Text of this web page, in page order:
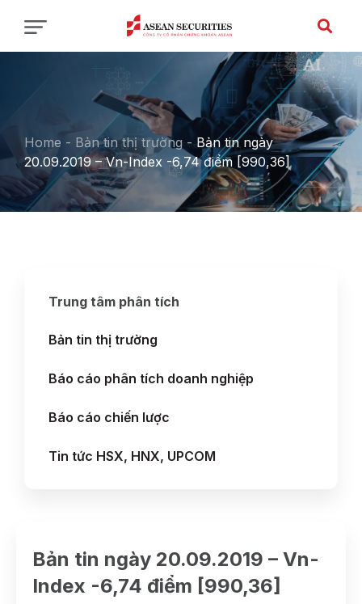
Home - Bản tin thị trường -Bản tin ngày
20.09.2019 – Vn-Index -6,74 điểm [990,36]
Trung tâm phân tích
Bản tin thị trường
Báo cáo phân tích doanh nghiệp
Báo cáo chiến lược
Tin tức HSX, HNX, UPCOM
Bản tin ngày 20.09.2019 – Vn-
Index -6,74 điểm [990,36]